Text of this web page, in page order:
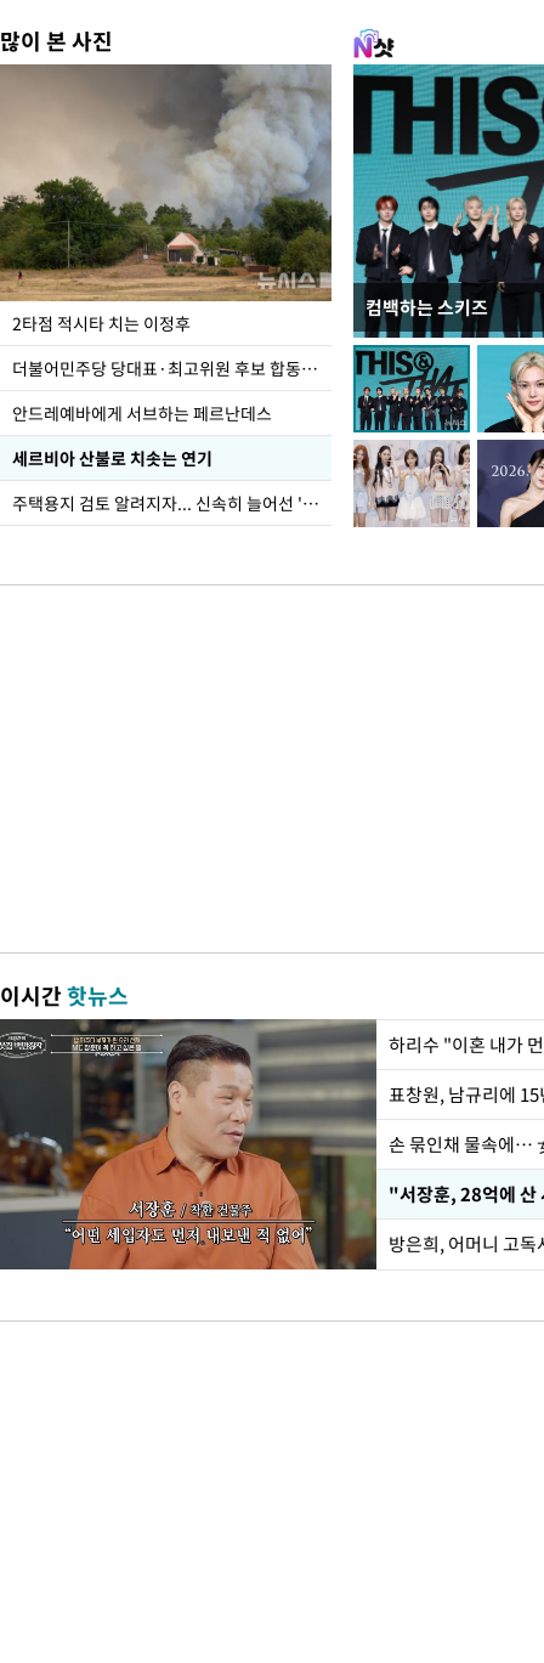
많이 본 사진
2타점 적시타 치는 이정후
더불어민주당 당대표·최고위원 후보 합동연설회
안드레예바에게 서브하는 페르난데스
세르비아 산불로 치솟는 연기
주택용지 검토 알려지자... 신속히 늘어선 '근조화환'
컴백하는 스키즈
사진으로 보는 일주일
이시간핫뉴스
하리수 "이혼 내가
손 묶인채 물속에…
"서장훈, 28억에 산
방은희, 어머니 고